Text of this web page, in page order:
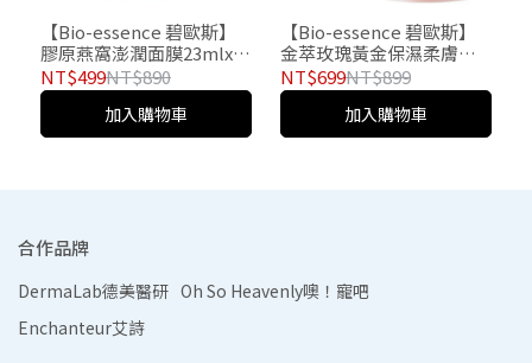
【Bio-essence 碧歐斯】
膠原燕窩澎潤面膜23mlx10
入
NT$499NT$890
加入購物車
【Bio-essence 碧歐斯】
金萃玫瑰黃金保濕柔膚棉
片70片
NT$699NT$899
加入購物車
合作品牌
DermaLab德美醫研 Oh So Heavenly噢！寵吧
Enchanteur艾詩